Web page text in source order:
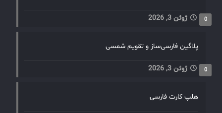
ژوئن 3, 2026 0
پلاگین فارسی‌ساز و تقویم شمسی
ژوئن 3, 2026 0
هلپ کارت فارسی